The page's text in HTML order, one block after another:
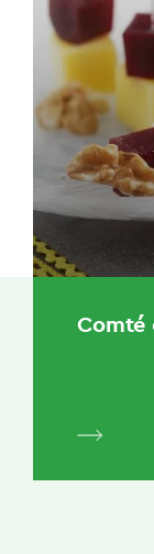
Comté